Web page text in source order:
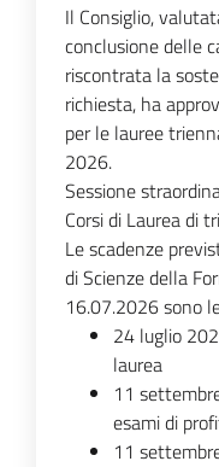
Il Consiglio,
conclusione delle
riscontrata la
richiesta, ha
per le lauree
2026.
Sessione
Corsi di Laurea di
Le scadenze
di Scienze della
16.07.2026 sono
24 luglio
laurea
11
esami di
11